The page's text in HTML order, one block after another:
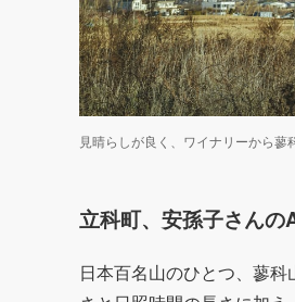
見晴らしが良く、ワイナリーから蓼
立科町、安孫子さんの
日本百名山のひとつ、蓼